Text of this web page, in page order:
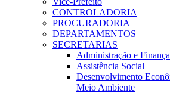
CONTROLADORIA
PROCURADORIA
DEPARTAMENTOS
SECRETARIAS
Administração e
Assistência Social
Desenvolvimento
Meio Ambiente